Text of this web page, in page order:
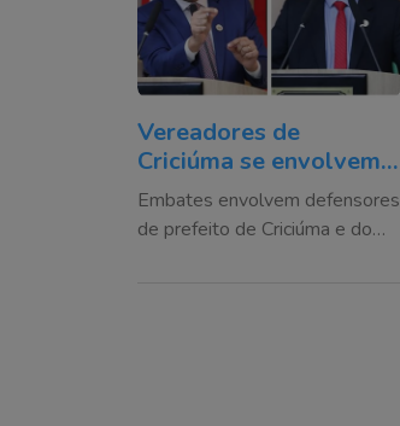
Vereadores de
Criciúma se envolvem
em polêmica durante
debate na Câmara
Embates envolvem defensores
de prefeito de Criciúma e do